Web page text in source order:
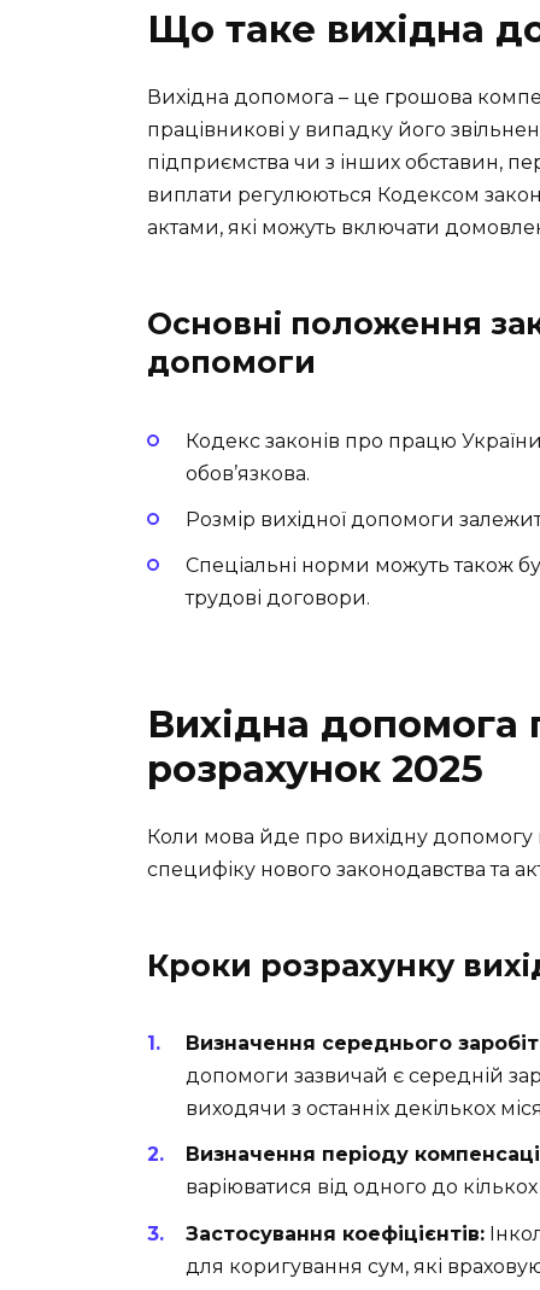
Що таке вихідна
Вихідна допомога – це грошова
працівникові у випадку його
підприємства чи з інших обставин,
виплати регулюються Кодексом
актами, які можуть включати
Основні положення
допомоги
Кодекс законів про працю
обов’язкова.
Розмір вихідної допомоги
Спеціальні норми можуть також
трудові договори.
Вихідна допомога
розрахунок 2025
Коли мова йде про вихідну допомогу
специфіку нового законодавства та
Кроки розрахунку
Визначення середнього
допомоги зазвичай є середній
виходячи з останніх декількох
Визначення періоду
варіюватися від одного до кількох
Застосування коефіцієнтів:
для коригування сум, які